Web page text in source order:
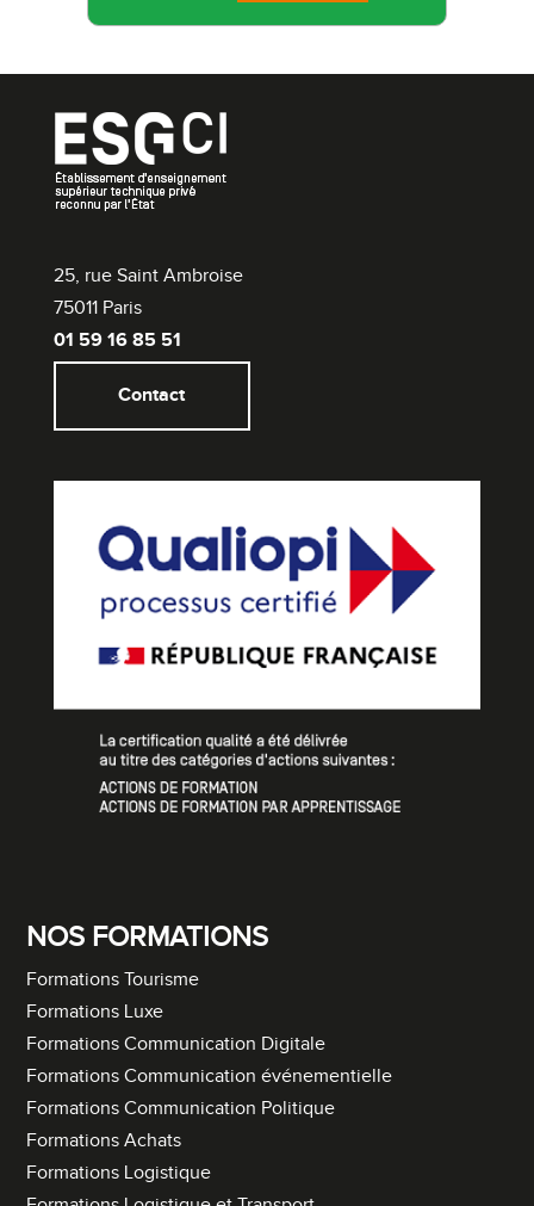
25, rue Saint Ambroise
75011 Paris
01 59 16 85 51
Contact
NOS FORMATIONS
Formations Tourisme
Formations Luxe
Formations Communication Digitale
Formations Communication événementielle
Formations Communication Politique
Formations Achats
Formations Logistique